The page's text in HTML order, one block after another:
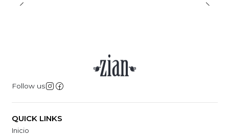
Follow us
QUICK LINKS
Inicio